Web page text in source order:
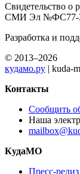
Свидетельство о
СМИ Эл №ФС77-
Разработка и
© 2013–2026
кудамо.ру | kuda-
Контакты
Сообщить
Наша
КудаМО
Пресс-релиз